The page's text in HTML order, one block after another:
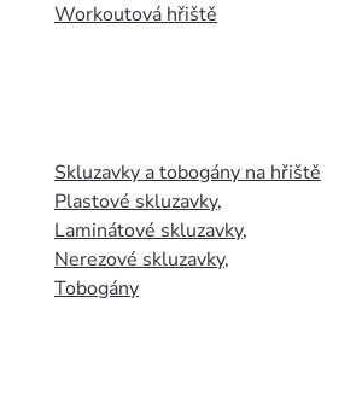
Workoutová hřiště
Skluzavky a tobogány na hřiště
Plastové skluzavky,
Laminátové skluzavky,
Nerezové skluzavky,
Tobogány